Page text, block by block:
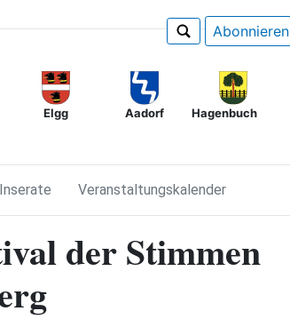
Abonnieren
Elgg Aadorf Hagenbuch
Inserate Veranstaltungskalender
der Stimmen